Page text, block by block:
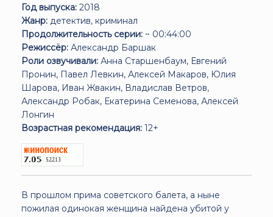
Год выпуска: 2018
Жанр: детектив, криминал
Продолжительность серии: ~ 00:44:00
Режиссёр: Александр Баршак
Роли озвучивали: Анна Старшенбаум, Евгений
Пронин, Павел Левкин, Алексей Макаров, Юлия
Шарова, Иван Жвакин, Владислав Ветров,
Александр Робак, Екатерина Семенова, Алексей
Лонгин
Возрастная рекомендация: 12+
В прошлом прима советского балета, а ныне
пожилая одинокая женщина найдена убитой у